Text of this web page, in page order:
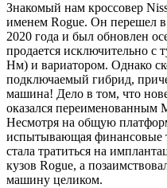
Знакомый нам кроссовер
именем Rogue. Он перешел
2020 года и был обновлен
продается исключительно с
Нм) и вариатором. Однако
подключаемый гибрид,
машина! Дело в том, что
оказался переименованным
Несмотря на общую
испытывающая финансовые
стала тратиться на
кузов Rogue, а
машину целиком.